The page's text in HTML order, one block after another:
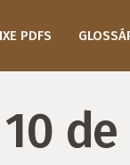
PDFS
10